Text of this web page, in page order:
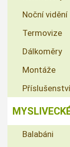
Noční vidění
Termovize
Dálkoměry
Montáže
Příslušenství
Balabáni